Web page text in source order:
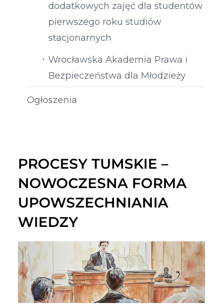
dodatkowych zajęć dla studentów
pierwszego roku studiów
stacjonarnych
Wrocławska Akademia Prawa i
Bezpieczeństwa dla Młodzieży
Ogłoszenia
PROCESY TUMSKIE –
NOWOCZESNA FORMA
UPOWSZECHNIANIA
WIEDZY